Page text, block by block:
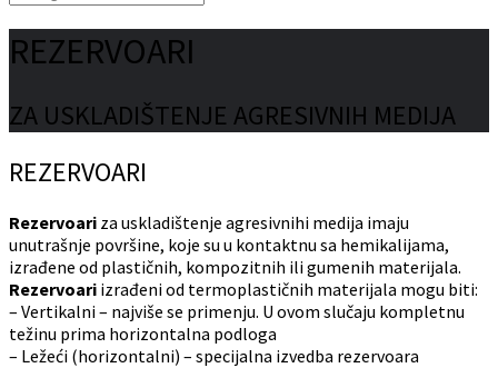
REZERVOARI
ZA USKLADIŠTENJE AGRESIVNIH MEDIJA
REZERVOARI
Rezervoari za uskladištenje agresivnihi medija imaju
unutrašnje površine, koje su u kontaktnu sa hemikalijama,
izrađene od plastičnih, kompozitnih ili gumenih materijala.
Rezervoari izrađeni od termoplastičnih materijala mogu biti:
– Vertikalni – najviše se primenju. U ovom slučaju kompletnu
težinu prima horizontalna podloga
– Ležeći (horizontalni) – specijalna izvedba rezervoara